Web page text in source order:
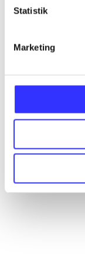
Statistik
Marketing
Alle